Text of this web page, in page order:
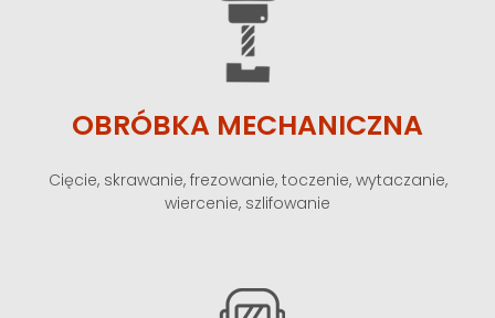
OBRÓBKA MECHANICZNA
Cięcie, skrawanie, frezowanie, toczenie, wytaczanie,
wiercenie, szlifowanie